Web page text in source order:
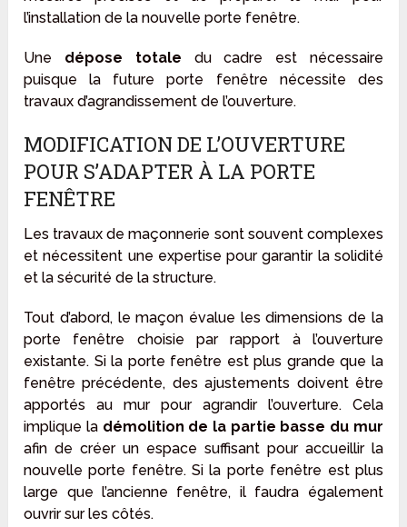
l’installation de la nouvelle porte fenêtre.
Une dépose totale du cadre est nécessaire
puisque la future porte fenêtre nécessite des
travaux d’agrandissement de l’ouverture.
MODIFICATION DE L’OUVERTURE
POUR S’ADAPTER À LA PORTE
FENÊTRE
Les travaux de maçonnerie sont souvent complexes
et nécessitent une expertise pour garantir la solidité
et la sécurité de la structure.
Tout d’abord, le maçon évalue les dimensions de la
porte fenêtre choisie par rapport à l’ouverture
existante. Si la porte fenêtre est plus grande que la
fenêtre précédente, des ajustements doivent être
apportés au mur pour agrandir l’ouverture. Cela
implique la démolition de la partie basse du mur
afin de créer un espace suffisant pour accueillir la
nouvelle porte fenêtre. Si la porte fenêtre est plus
large que l’ancienne fenêtre, il faudra également
ouvrir sur les côtés.